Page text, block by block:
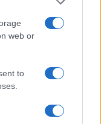
web or
to